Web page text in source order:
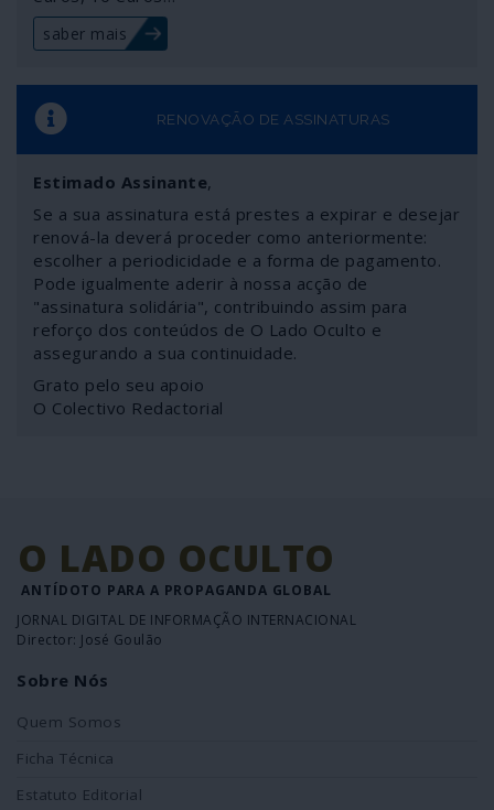
saber mais
RENOVAÇÃO DE ASSINATURAS
Estimado Assinante,
Se a sua assinatura está prestes a expirar e desejar
renová-la deverá proceder como anteriormente:
escolher a periodicidade e a forma de pagamento.
Pode igualmente aderir à nossa acção de
"assinatura solidária", contribuindo assim para
reforço dos conteúdos de O Lado Oculto e
assegurando a sua continuidade.
Grato pelo seu apoio
O Colectivo Redactorial
O LADO OCULTO
ANTÍDOTO PARA A PROPAGANDA GLOBAL
JORNAL DIGITAL DE INFORMAÇÃO INTERNACIONAL
Director: José Goulão
Sobre Nós
Quem Somos
Ficha Técnica
Estatuto Editorial